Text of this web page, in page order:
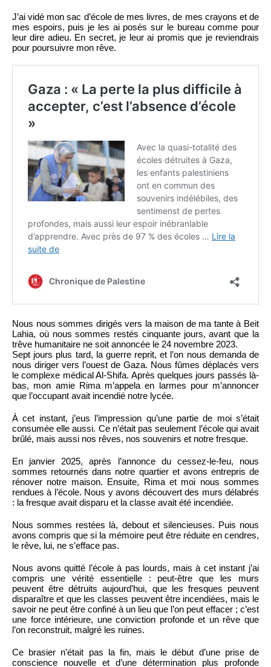
J’ai vidé mon sac d’école de mes livres, de mes crayons et de
mes espoirs, puis je les ai posés sur le bureau comme pour
leur dire adieu. En secret, je leur ai promis que je reviendrais
pour poursuivre mon rêve.
Nous nous sommes dirigés vers la maison de ma tante à Beit
Lahia, où nous sommes restés cinquante jours, avant que la
trêve humanitaire ne soit annoncée le 24 novembre 2023.
Sept jours plus tard, la guerre reprit, et l’on nous demanda de
nous diriger vers l’ouest de Gaza. Nous fûmes déplacés vers
le complexe médical Al-Shifa. Après quelques jours passés là-
bas, mon amie Rima m’appela en larmes pour m’annoncer
que l’occupant avait incendié notre lycée.
À cet instant, j’eus l’impression qu’une partie de moi s’était
consumée elle aussi. Ce n’était pas seulement l’école qui avait
brûlé, mais aussi nos rêves, nos souvenirs et notre fresque.
En janvier 2025, après l’annonce du cessez-le-feu, nous
sommes retournés dans notre quartier et avons entrepris de
rénover notre maison. Ensuite, Rima et moi nous sommes
rendues à l’école. Nous y avons découvert des murs délabrés
: la fresque avait disparu et la classe avait été incendiée.
Nous sommes restées là, debout et silencieuses. Puis nous
avons compris que si la mémoire peut être réduite en cendres,
le rêve, lui, ne s’efface pas.
Nous avons quitté l’école à pas lourds, mais à cet instant j’ai
compris une vérité essentielle : peut-être que les murs
peuvent être détruits aujourd’hui, que les fresques peuvent
disparaître et que les classes peuvent être incendiées, mais le
savoir ne peut être confiné à un lieu que l’on peut effacer ; c’est
une force intérieure, une conviction profonde et un rêve que
l’on reconstruit, malgré les ruines.
Ce brasier n’était pas la fin, mais le début d’une prise de
conscience nouvelle et d’une détermination plus profonde